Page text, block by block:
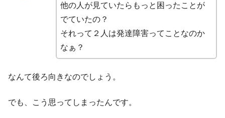
他の人が見ていたらもっと困ったことが
でていたの？
それって２人は発達障害ってことなのか
なぁ？
なんて後ろ向きなのでしょう。
でも、こう思ってしまったんです。